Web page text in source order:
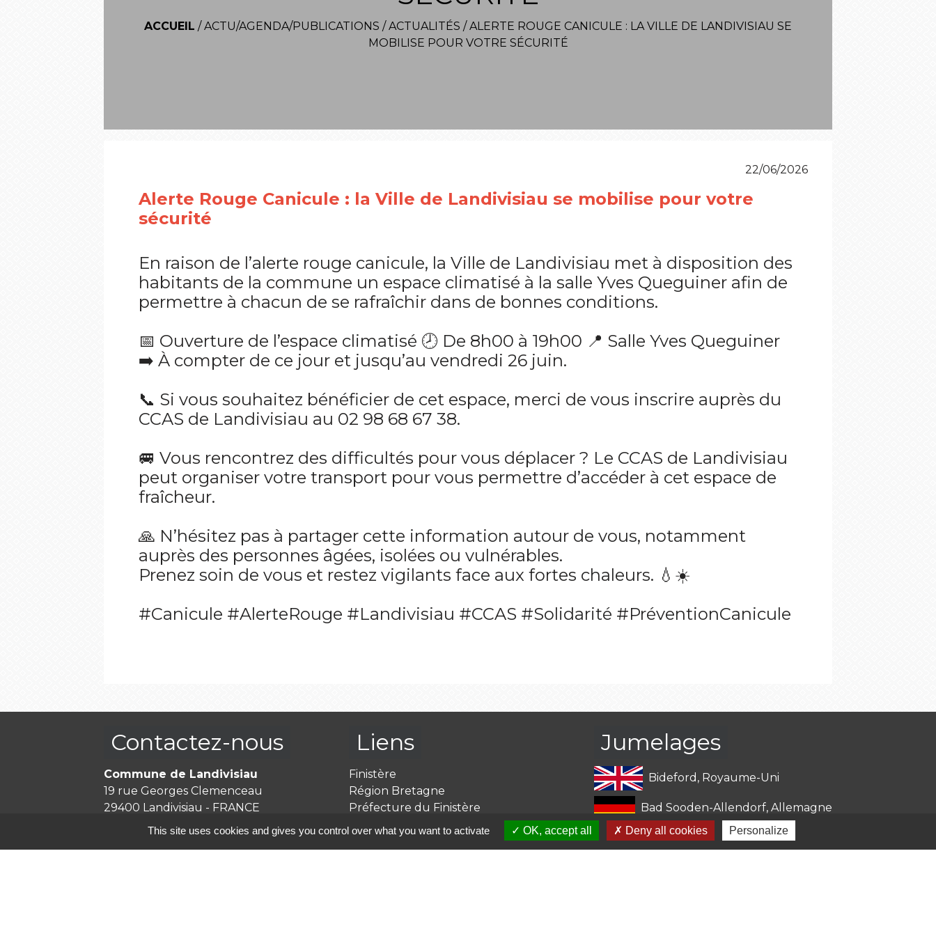
ACCUEIL /ACTU/AGENDA/PUBLICATIONS /ACTUALITÉS /ALERTE ROUGE CANICULE : LA VILLE DE LANDIVISIAU SE
MOBILISE POUR VOTRE SÉCURITÉ
22/06/2026
Alerte Rouge Canicule : la Ville de Landivisiau se mobilise pour votre
sécurité
En raison de l’alerte rouge canicule, la Ville de Landivisiau met à disposition des
habitants de la commune un espace climatisé à la salle Yves Queguiner afin de
permettre à chacun de se rafraîchir dans de bonnes conditions.
📅 Ouverture de l’espace climatisé 🕗 De 8h00 à 19h00 📍 Salle Yves Queguiner
➡️ À compter de ce jour et jusqu’au vendredi 26 juin.
📞 Si vous souhaitez bénéficier de cet espace, merci de vous inscrire auprès du
CCAS de Landivisiau au 02 98 68 67 38.
🚐 Vous rencontrez des difficultés pour vous déplacer ? Le CCAS de Landivisiau
peut organiser votre transport pour vous permettre d’accéder à cet espace de
fraîcheur.
🙏 N’hésitez pas à partager cette information autour de vous, notamment
auprès des personnes âgées, isolées ou vulnérables.
Prenez soin de vous et restez vigilants face aux fortes chaleurs. 💧☀️
#Canicule #AlerteRouge #Landivisiau #CCAS #Solidarité #PréventionCanicule
Contactez-nous
Commune de Landivisiau
19 rue Georges Clemenceau
29400 Landivisiau - FRANCE
+33 2 98 68 00 30
Liens
Finistère
Région Bretagne
Préfecture du Finistère
Caisse des Allocations Familiales
Ma Bretagne c'est par ici
Jumelages
Bideford, Royaume-Uni
Bad Sooden-Allendorf, Allemagne
This site uses cookies and gives you control over what you want to activate OK, accept all Deny all cookies Personalize